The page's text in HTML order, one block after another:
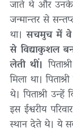
जाते थे और उनके
जन्मान्तर से
था।सचमुच में वे
से विद्याकुशल
लेती थीं।
मिला था।
थे। पिताश्री
इस ईश्वरीय
स्थान देते थे। ये